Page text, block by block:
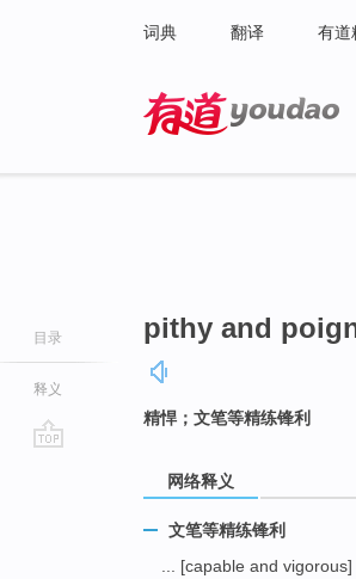
词典 翻译 有道
目录
释义
pithy and
精悍；文笔等精练锋利
网络释义
文笔等精练锋利
... [capable and